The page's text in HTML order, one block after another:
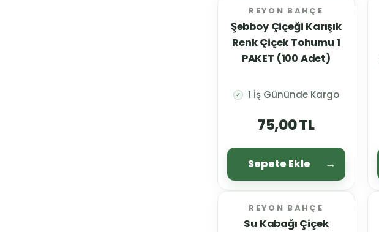
REYON BAHÇE
Şebboy Çiçeği Karışık
Renk Çiçek Tohumu 1
PAKET (100 Adet)
✓ 1 İş Gününde Kargo
75,00 TL
Sepete Ekle
REYON BAHÇE
Su Kabağı Çiçek